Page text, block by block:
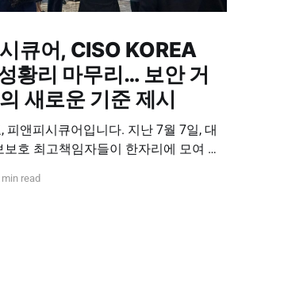
큐어, CISO KOREA
황리 마무리… 보안 거
새로운 기준 제시
시큐어입니다. 지난 7월 7일, 대
보호 최고책임자들이 한자리에 모여 미
거운 성원 속에 성황리에 막을 내렸습니
read